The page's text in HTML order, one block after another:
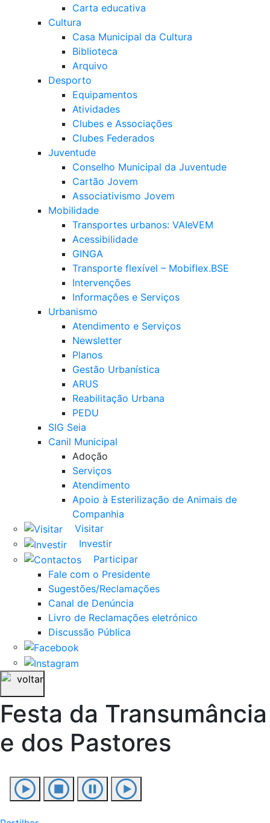
Carta educativa
Cultura
Casa Municipal da Cultura
Biblioteca
Arquivo
Desporto
Equipamentos
Atividades
Clubes e Associações
Clubes Federados
Juventude
Conselho Municipal da Juventude
Cartão Jovem
Associativismo Jovem
Mobilidade
Transportes urbanos: VAIeVEM
Acessibilidade
GINGA
Transporte flexível – Mobiflex.BSE
Intervenções
Informações e Serviços
Urbanismo
Atendimento e Serviços
Newsletter
Planos
Gestão Urbanística
ARUS
Reabilitação Urbana
PEDU
SIG Seia
Canil Municipal
Adoção
Serviços
Atendimento
Apoio à Esterilização de Animais de
Companhia
Visitar
Investir
Participar
Fale com o Presidente
Sugestões/Reclamações
Canal de Denúncia
Livro de Reclamações eletrónico
Discussão Pública
voltar
Festa da Transumância
e dos Pastores